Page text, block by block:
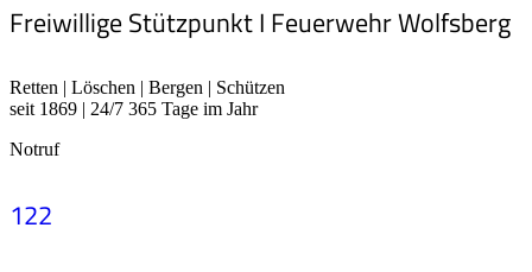
Freiwillige Stützpunkt I Feuerwehr Wolfsberg
Retten | Löschen | Bergen | Schützen
seit 1869 | 24/7 365 Tage im Jahr
Notruf
122